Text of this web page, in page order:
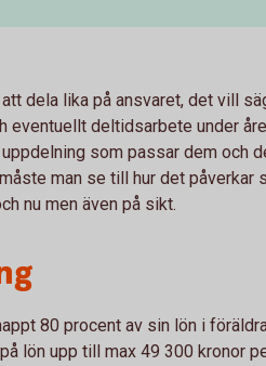
dela lika på ansvaret, det vill
eventuellt deltidsarbete under
som passar dem och
man se till hur det påverkar
nu men även på sikt.
80 procent av sin lön i
lön upp till max 49 300 kronor